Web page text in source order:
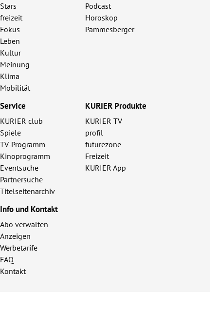
Stars
freizeit
Fokus
Leben
Kultur
Meinung
Klima
Mobilität
Podcast
Horoskop
Pammesberger
Service
KURIER club
Spiele
TV-Programm
Kinoprogramm
Eventsuche
Partnersuche
Titelseitenarchiv
KURIER Produkte
KURIER TV
profil
futurezone
Freizeit
KURIER App
Info und Kontakt
Abo verwalten
Anzeigen
Werbetarife
FAQ
Kontakt